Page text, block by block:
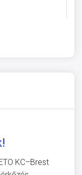
KC–Brest